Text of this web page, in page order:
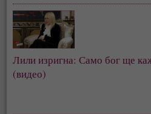
Лили изригна: Само бог ще
(видео)